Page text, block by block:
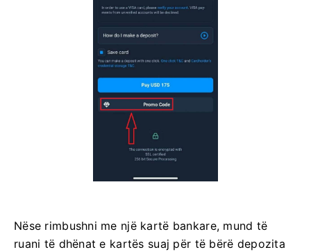
Nëse rimbushni me një kartë bankare, mund të
ruani të dhënat e kartës suaj për të bërë depozita